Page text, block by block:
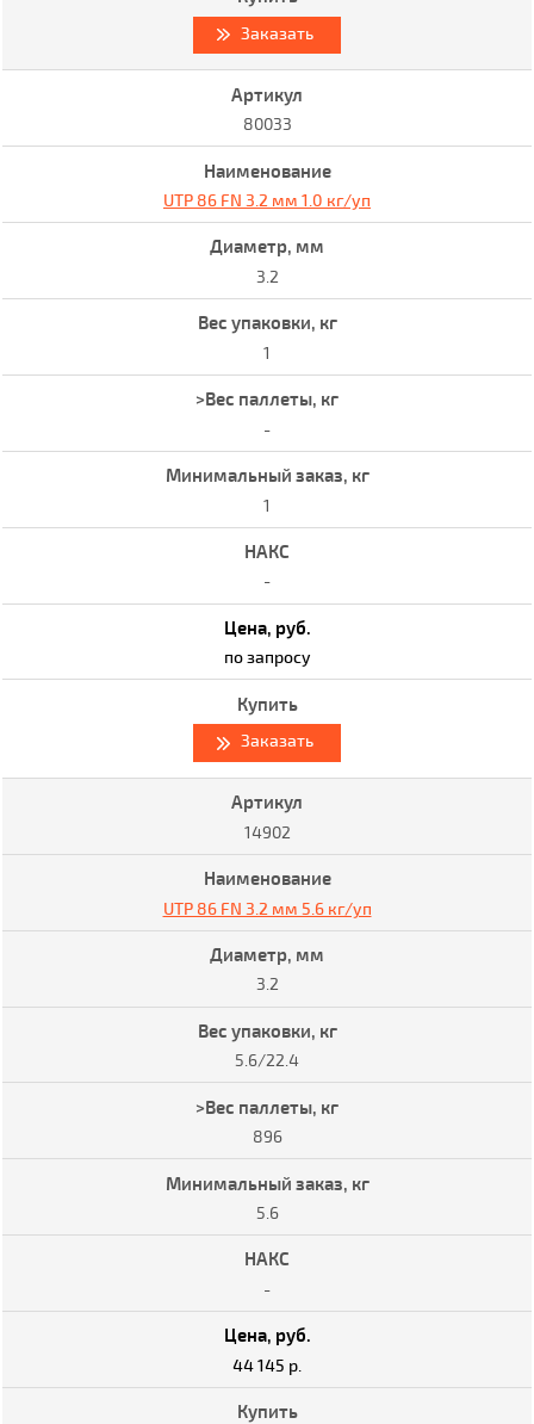
Заказать
80033
UTP 86 FN 3.2 мм 1.0 кг/уп
3.2
1
-
1
-
по запросу
Заказать
14902
UTP 86 FN 3.2 мм 5.6 кг/уп
3.2
5.6/22.4
896
5.6
-
44 145 р.